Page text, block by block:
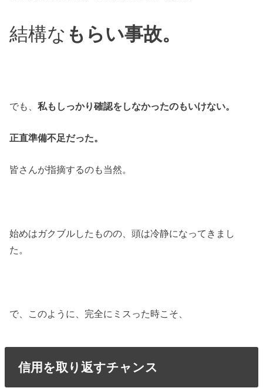
結構な もらい事故。
でも、私もしっかり確認をしなかったのもいけない。
正直準備不足だった。
皆さんが指摘するのも当然。
始めはガクブルしたものの、頭は冷静になってきまし
た。
で、このように、完全にミスった時こそ、
信用を取り返すチャンス